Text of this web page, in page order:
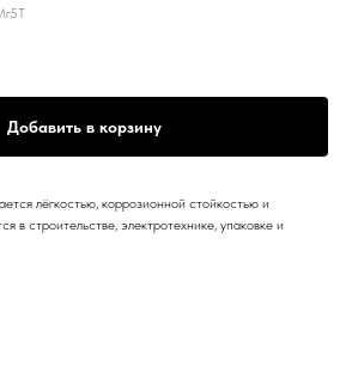
Добавить в корзину
лёгкостью, коррозионной стойкостью и
в строительстве, электротехнике, упаковке и